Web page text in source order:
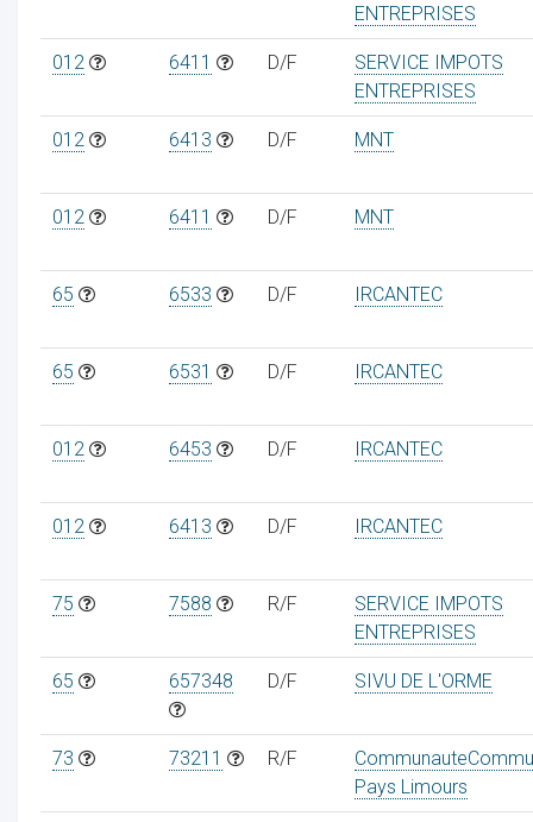
ENTREPRISES
012 6411 D/F
SERVICE IMPOTS
ENTREPRISES
012 6413 D/F MNT
012 6411 D/F MNT
65 6533 D/F IRCANTEC
65 6531 D/F IRCANTEC
012 6453 D/F IRCANTEC
012 6413 D/F IRCANTEC
75 7588 R/F
SERVICE IMPOTS
ENTREPRISES
65 657348 D/F SIVU DE L'ORME
73 73211 R/F
Pays Limours